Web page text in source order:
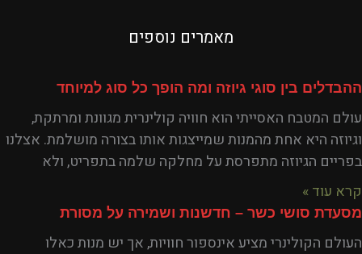
מאמרים נוספים
ההבדלים בין סוגי גיוזה ומה הופך כל סוג למיוחד
עולם המטבח האסייתי הוא חוויה קולינרית מגוונת ומרתקת,
וגיוזה היא אחת מהמנות שמייצגות אותו בצורה מושלמת. אצלנו
בפריים הגיוזה מתפרסת על מחלקה שלמה בתפריט, ולא
קרא עוד »
מסעדת סושי כשר – חדשנות ושמירה על מסורת
העולם הקולינרי מציע אינספור חוויות, אך יש מנות כאלו